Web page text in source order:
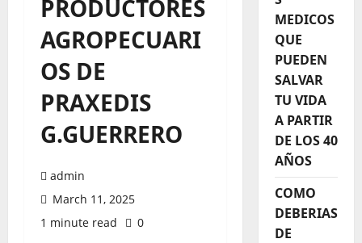
PRODUCTORES
AGROPECUARI
OS DE
PRAXEDIS
G.GUERRERO
admin
March 11, 2025
1 minute read
0
MEDICOS
QUE
PUEDEN
SALVAR
TU VIDA
A PARTIR
DE LOS 40
AÑOS
COMO
DEBERIAS
DE